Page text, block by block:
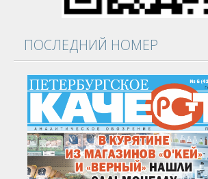
ПОСЛЕДНИЙ НОМЕР